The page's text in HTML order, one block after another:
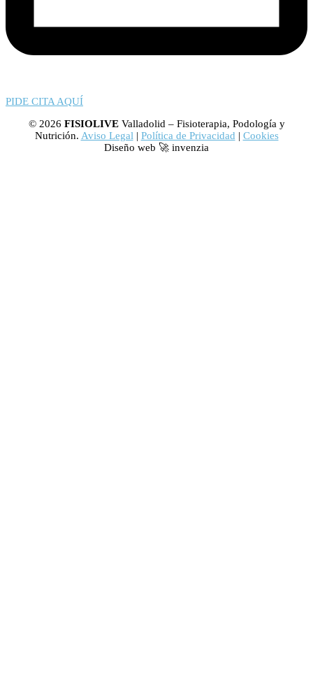
PIDE CITA AQUÍ
© 2026 FISIOLIVEValladolid – Fisioterapia, Podología y
Nutrición. Aviso Legal | Política de Privacidad | Cookies
Diseño web 🚀 invenzia